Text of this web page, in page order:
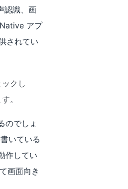
認識、画
アプ
されてい
クし
。
のでしょ
いている
作してい
画面向き